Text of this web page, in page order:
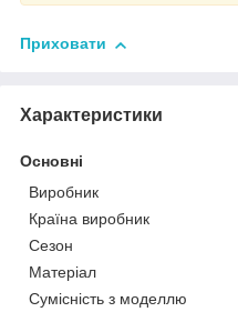
Приховати
Характеристики
Основні
Виробник
Країна виробник
Сезон
Матеріал
Сумісність з моделлю